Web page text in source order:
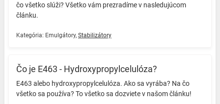
čo všetko slúži? Všetko vám prezradíme v nasledujúcom
článku. ️
Kategória: Emulgátory, Stabilizátory
Čo je E463 - Hydroxypropylcelulóza?
E463 alebo hydroxypropylcelulóza. Ako sa vyrába? Na čo
všetko sa používa? To všetko sa dozviete v našom článku! ️